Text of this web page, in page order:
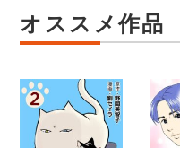
オススメ作品